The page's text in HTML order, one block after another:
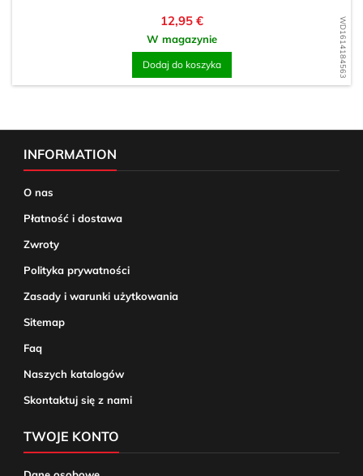
WD1614184563
Cena
12,95 €
W magazynie
Dodaj do koszyka
INFORMATION
O nas
Płatność i dostawa
Zwroty
Polityka prywatności
Zasady i warunki użytkowania
Sitemap
Faq
Naszych katalogów
Skontaktuj się z nami
TWOJE KONTO